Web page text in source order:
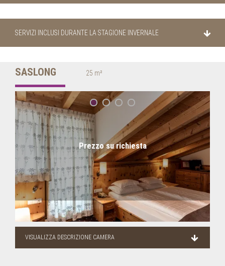
SERVIZI INCLUSI DURANTE LA STAGIONE INVERNALE
SASLONG 25 m²
Prezzo su richiesta
VISUALIZZA DESCRIZIONE CAMERA